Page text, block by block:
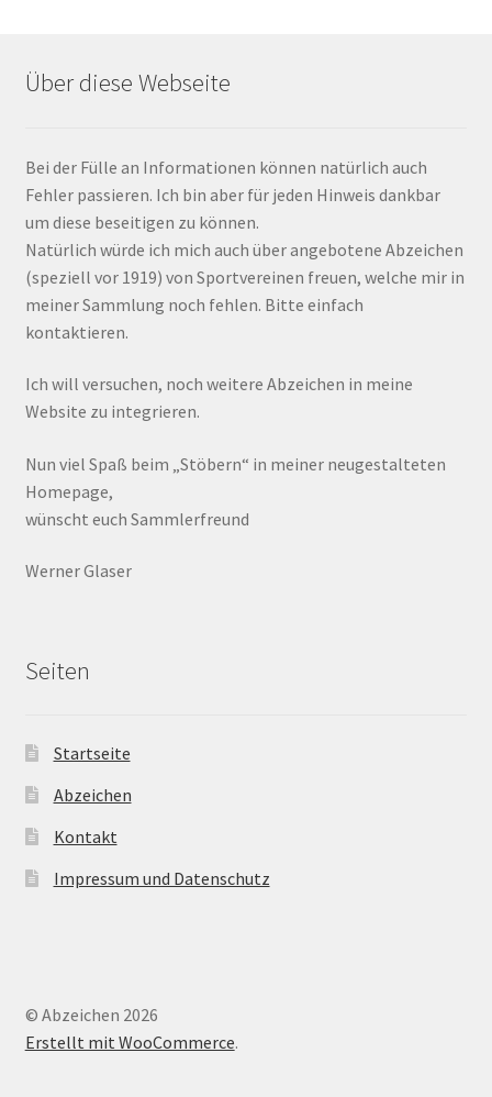
Über diese Webseite
Bei der Fülle an Informationen können natürlich auch
Fehler passieren. Ich bin aber für jeden Hinweis dankbar
um diese beseitigen zu können.
Natürlich würde ich mich auch über angebotene Abzeichen
(speziell vor 1919) von Sportvereinen freuen, welche mir in
meiner Sammlung noch fehlen. Bitte einfach
kontaktieren.
Ich will versuchen, noch weitere Abzeichen in meine
Website zu integrieren.
Nun viel Spaß beim „Stöbern“ in meiner neugestalteten
Homepage,
wünscht euch Sammlerfreund
Werner Glaser
Seiten
Startseite
Abzeichen
Kontakt
Impressum und Datenschutz
© Abzeichen 2026
Erstellt mit WooCommerce.